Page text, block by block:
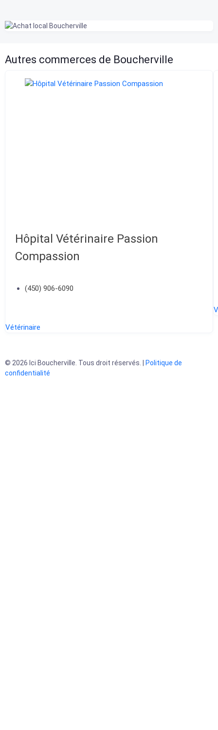
Autres commerces de Boucherville
Hôpital Vétérinaire Passion
Compassion
(450) 906-6090
Vétérinaire
© 2026 Ici Boucherville. Tous droit réservés. |
Politique de
confidentialité